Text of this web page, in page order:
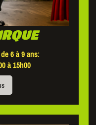
6 à 9 ans:
à 15h00